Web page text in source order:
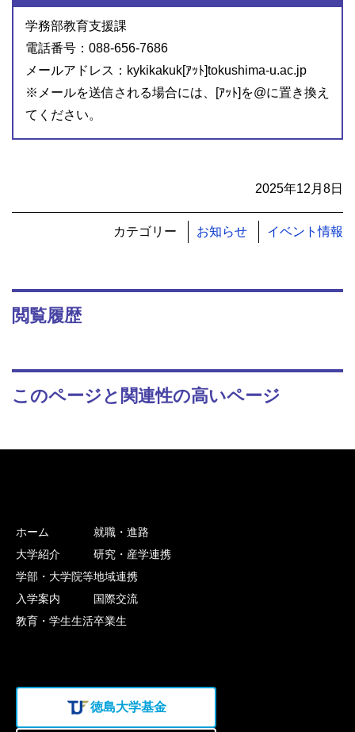
学務部教育支援課
電話番号：088-656-7686
メールアドレス：kykikakuk[ｱｯﾄ]tokushima-u.ac.jp
※メールを送信される場合には、[ｱｯﾄ]を@に置き換え
てください。
2025年12月8日
カテゴリー お知らせ イベント情報
閲覧履歴
このページと関連性の高いページ
ホーム
大学紹介
学部・大学院等
入学案内
教育・学生生活
就職・進路
研究・産学連携
地域連携
国際交流
卒業生
徳島大学基金